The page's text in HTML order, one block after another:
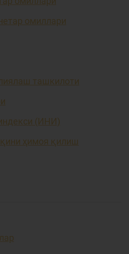
омиллари
ташкилоти
(ИНИ)
ҳимоя қилиш